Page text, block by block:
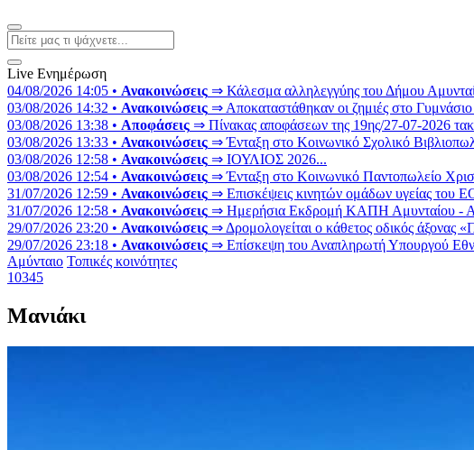
Live Ενημέρωση
04/08/2026 14:05 • Ανακοινώσεις ⇒ Κάλεσμα αλληλεγγύης του Δήμου
03/08/2026 14:32 • Ανακοινώσεις ⇒ Αποκαταστάθηκαν οι ζημιές στο
03/08/2026 13:38 • Αποφάσεις ⇒ Πίνακας αποφάσεων της 19ης/27-07-2026
03/08/2026 13:33 • Ανακοινώσεις ⇒ Ένταξη στο Κοινωνικό Σχολικό
03/08/2026 12:58 • Ανακοινώσεις ⇒ ΙΟΥΛΙΟΣ 2026...
03/08/2026 12:54 • Ανακοινώσεις ⇒ Ένταξη στο Κοινωνικό Παντοπωλείο
31/07/2026 12:59 • Ανακοινώσεις ⇒ Επισκέψεις κινητών ομάδων υγείας του
31/07/2026 12:58 • Ανακοινώσεις ⇒ Ημερήσια Εκδρομή ΚΑΠΗ Αμυνταίου -
29/07/2026 23:20 • Ανακοινώσεις ⇒ Δρομολογείται ο κάθετος οδικός άξονας
29/07/2026 23:18 • Ανακοινώσεις ⇒ Επίσκεψη του Αναπληρωτή Υπουργού
Αμύνταιο Τοπικές κοινότητες
10345
Μανιάκι